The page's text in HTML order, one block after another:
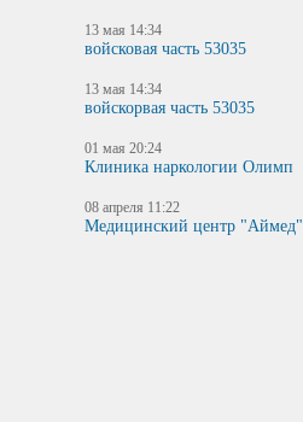
13 мая 14:34
войсковая часть 53035
13 мая 14:34
войскорвая часть 53035
01 мая 20:24
Клиника наркологии Олимп
08 апреля 11:22
Медицинский центр "Аймед"